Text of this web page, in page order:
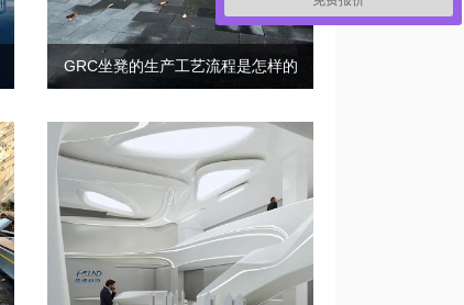
GRC坐凳的生产工艺流程是怎样的